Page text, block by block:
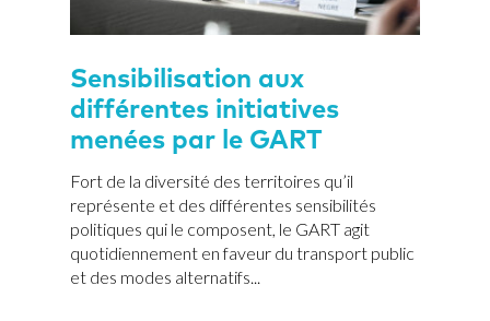
Sensibilisation aux
différentes initiatives
menées par le GART
Fort de la diversité des territoires qu’il
représente et des différentes sensibilités
politiques qui le composent, le GART agit
quotidiennement en faveur du transport public
et des modes alternatifs...